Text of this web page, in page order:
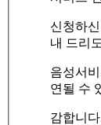
신청하
내 드리
음성서
연될 수
감합니